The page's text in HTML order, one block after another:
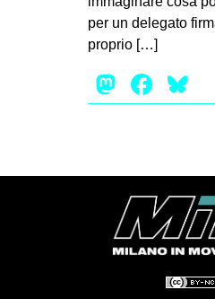
per un delegato
proprio […]